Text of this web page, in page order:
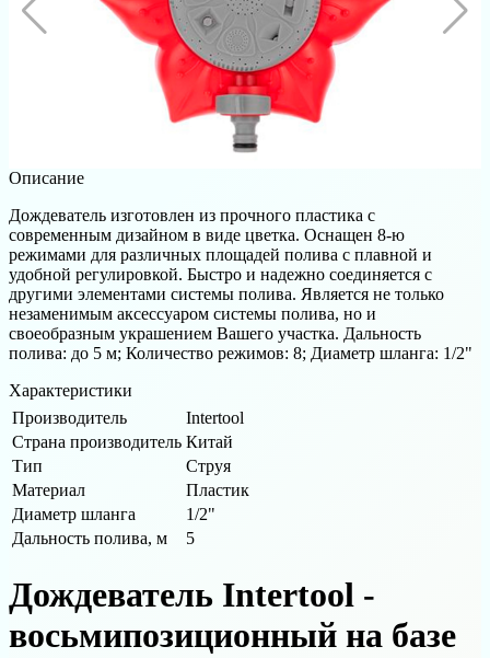
Описание
Дождеватель изготовлен из прочного пластика с
современным дизайном в виде цветка. Оснащен 8-ю
режимами для различных площадей полива с плавной и
удобной регулировкой. Быстро и надежно соединяется с
другими элементами системы полива. Является не только
незаменимым аксессуаром системы полива, но и
своеобразным украшением Вашего участка. Дальность
полива: до 5 м; Количество режимов: 8; Диаметр шланга: 1/2"
Характеристики
Производитель
Intertool
Страна производитель Китай
Тип
Струя
Материал
Пластик
Диаметр шланга
1/2"
Дальность полива, м
5
Дождеватель Intertool -
восьмипозиционный на базе